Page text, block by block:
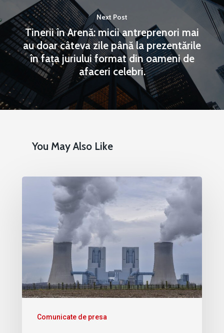
Next Post
Tinerii în Arenă: micii antreprenori mai
au doar câteva zile până la prezentările
în fața juriului format din oameni de
afaceri celebri.
You May Also Like
Comunicate de presa